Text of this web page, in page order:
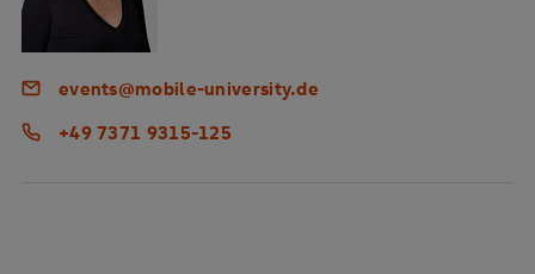
events@mobile-university.de
+49 7371 9315-125